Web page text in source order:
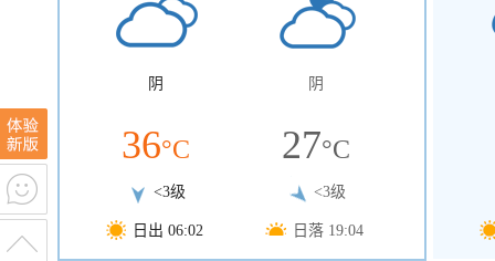
阴
36°C
<3级
日出 06:02
阴
27°C
<3级
日落 19:04